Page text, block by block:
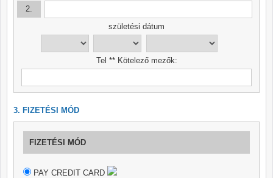
2.
születési dátum
Tel ** Kötelező mezők:
3. FIZETÉSI MÓD
FIZETÉSI MÓD
PAY CREDIT CARD